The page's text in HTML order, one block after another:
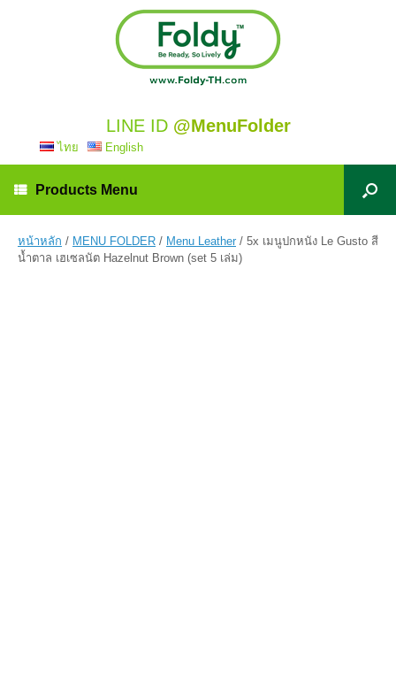
LINE ID @MenuFolder
ไทย English
Products Menu
หน้าหลัก / MENU FOLDER / Menu Leather / 5x เมนูปกหนัง Le Gusto สี
น้ำตาล เฮเซลนัต Hazelnut Brown (set 5 เล่ม)